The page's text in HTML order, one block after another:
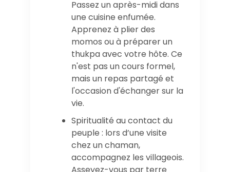
Passez un après-midi dans
une cuisine enfumée.
Apprenez à plier des
momos ou à préparer un
thukpa avec votre hôte. Ce
n'est pas un cours formel,
mais un repas partagé et
l'occasion d'échanger sur la
vie.
Spiritualité au contact du
peuple : lors d’une visite
chez un chaman,
accompagnez les villageois.